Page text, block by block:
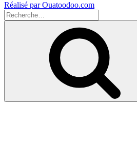
Réalisé par Ouatoodoo.com
Recherche
pour